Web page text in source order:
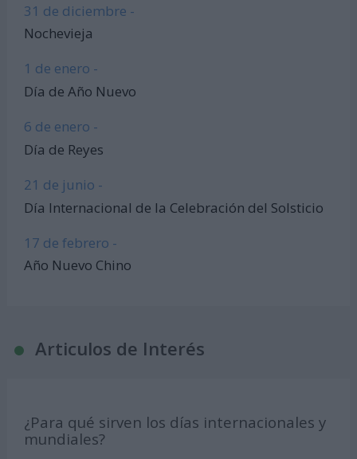
31 de diciembre -
Nochevieja
1 de enero -
Día de Año Nuevo
6 de enero -
Día de Reyes
21 de junio -
Día Internacional de la Celebración del Solsticio
17 de febrero -
Año Nuevo Chino
Articulos de Interés
¿Para qué sirven los días internacionales y
mundiales?